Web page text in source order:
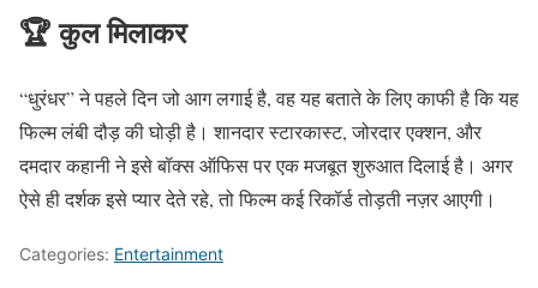
🏆 कुल मिलाकर
“धुरंधर” ने पहले दिन जो आग लगाई है, वह यह बताते के लिए काफी है कि यह
फिल्म लंबी दौड़ की घोड़ी है। शानदार स्टारकास्ट, जोरदार एक्शन, और
दमदार कहानी ने इसे बॉक्स ऑफिस पर एक मजबूत शुरुआत दिलाई है। अगर
ऐसे ही दर्शक इसे प्यार देते रहे, तो फिल्म कई रिकॉर्ड तोड़ती नज़र आएगी।
Categories: Entertainment